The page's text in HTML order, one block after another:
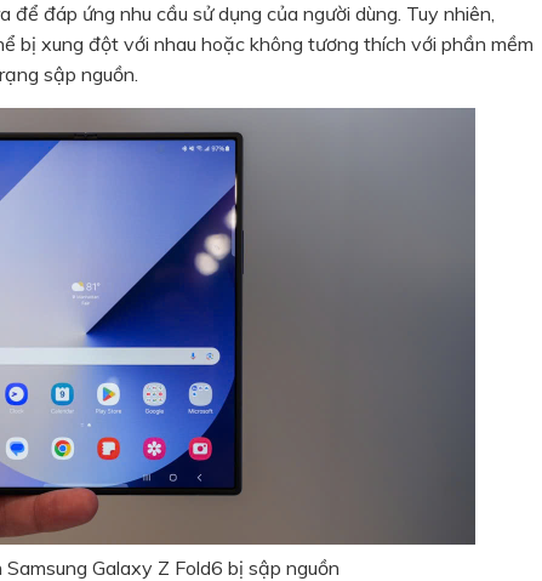
đáp ứng nhu cầu sử dụng của người dùng. Tuy nhiên,
bị xung đột với nhau hoặc không tương thích với phần mềm
sập nguồn.
Galaxy Z Fold6 bị sập nguồn